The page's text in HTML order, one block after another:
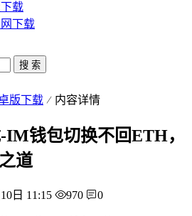
载
下载
搜 索
版下载 内容详情
钱包切换不回ETH，
道
日 11:15 970 0